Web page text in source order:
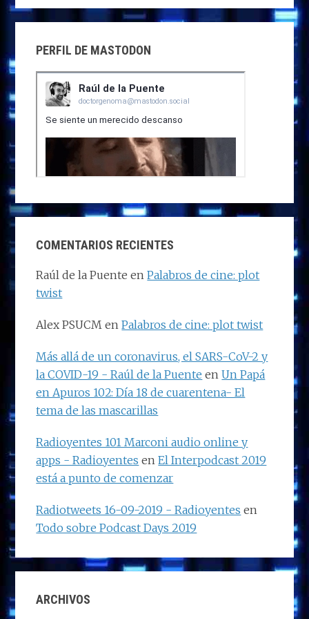
PERFIL DE MASTODON
COMENTARIOS RECIENTES
Raúl de la Puente enPalabros de cine: plot
twist
Alex PSUCM enPalabros de cine: plot twist
Más allá de un coronavirus, el SARS-CoV-2 y
la COVID-19 - Raúl de la Puente enUn Papá
en Apuros 102: Día 18 de cuarentena- El
tema de las mascarillas
Radioyentes 101 Marconi audio online y
apps - Radioyentes enEl Interpodcast 2019
está a punto de comenzar
Radiotweets 16-09-2019 - Radioyentes en
Todo sobre Podcast Days 2019
ARCHIVOS